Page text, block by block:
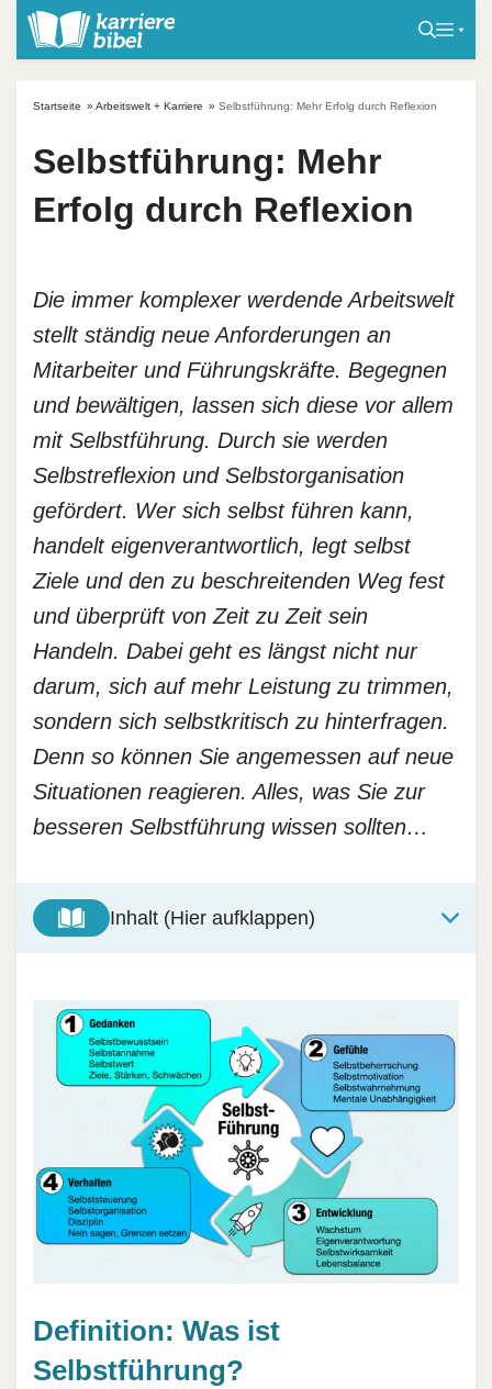
Startseite » Arbeitswelt + Karriere » Selbstführung: Mehr Erfolg durch Reflexion
Selbstführung: Mehr
Erfolg durch Reflexion
Die immer komplexer werdende Arbeitswelt
stellt ständig neue Anforderungen an
Mitarbeiter und Führungskräfte. Begegnen
und bewältigen, lassen sich diese vor allem
mit Selbstführung. Durch sie werden
Selbstreflexion und Selbstorganisation
gefördert. Wer sich selbst führen kann,
handelt eigenverantwortlich, legt selbst
Ziele und den zu beschreitenden Weg fest
und überprüft von Zeit zu Zeit sein
Handeln. Dabei geht es längst nicht nur
darum, sich auf mehr Leistung zu trimmen,
sondern sich selbstkritisch zu hinterfragen.
Denn so können Sie angemessen auf neue
Situationen reagieren. Alles, was Sie zur
besseren Selbstführung wissen sollten…
Inhalt (Hier aufklappen)
Definition: Was ist
Selbstführung?